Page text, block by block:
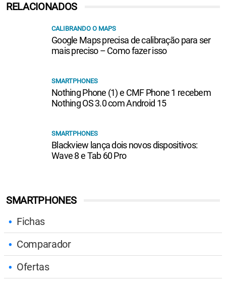
SMARTPHONES
Fichas
Comparador
Ofertas
RELACIONADOS
CALIBRANDO O MAPS
Google Maps precisa de calibração para ser
mais preciso – Como fazer isso
SMARTPHONES
Nothing Phone (1) e CMF Phone 1 recebem
Nothing OS 3.0 com Android 15
SMARTPHONES
Blackview lança dois novos dispositivos:
Wave 8 e Tab 60 Pro